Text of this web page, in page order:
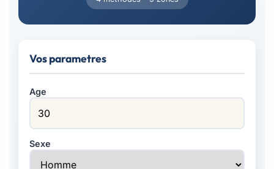
Vos parametres
Age
Sexe